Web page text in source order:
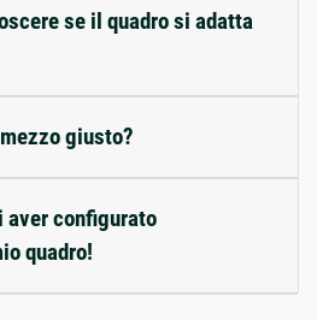
se il quadro si adatta
giusto?
aver configurato
quadro!